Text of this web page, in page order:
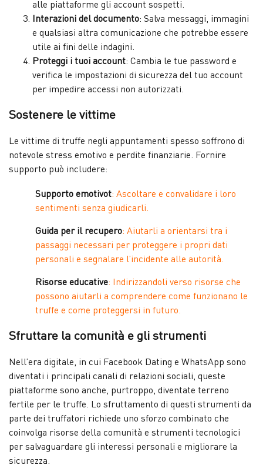
alle piattaforme gli account sospetti.
Interazioni del documento: Salva messaggi, immagini
e qualsiasi altra comunicazione che potrebbe essere
utile ai fini delle indagini.
Proteggi i tuoi account: Cambia le tue password e
verifica le impostazioni di sicurezza del tuo account
per impedire accessi non autorizzati.
Sostenere le vittime
Le vittime di truffe negli appuntamenti spesso soffrono di
notevole stress emotivo e perdite finanziarie. Fornire
supporto può includere:
Supporto emotivot: Ascoltare e convalidare i loro
sentimenti senza giudicarli.
Guida per il recupero: Aiutarli a orientarsi tra i
passaggi necessari per proteggere i propri dati
personali e segnalare l’incidente alle autorità.
Risorse educative: Indirizzandoli verso risorse che
possono aiutarli a comprendere come funzionano le
truffe e come proteggersi in futuro.
Sfruttare la comunità e gli strumenti
Nell’era digitale, in cui Facebook Dating e WhatsApp sono
diventati i principali canali di relazioni sociali, queste
piattaforme sono anche, purtroppo, diventate terreno
fertile per le truffe. Lo sfruttamento di questi strumenti da
parte dei truffatori richiede uno sforzo combinato che
coinvolga risorse della comunità e strumenti tecnologici
per salvaguardare gli interessi personali e migliorare la
sicurezza.